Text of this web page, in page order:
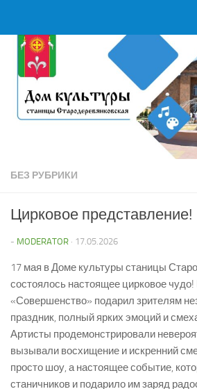
БЕЗ РУБРИКИ
Цирковое представление!
- MODERATOR · 17.05.2026
17 мая в Доме культуры станицы
состоялось настоящее цирковое
«Совершенство» подарил зрителям
праздник, полный ярких эмоций и
Артисты продемонстрировали
вызывали восхищение и искренний
просто шоу, а настоящее событие,
станичников и подарило им заряд